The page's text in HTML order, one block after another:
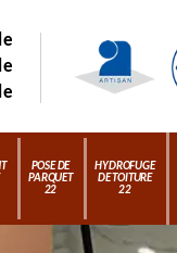
POSE DE
PARQUET
22
HYDROFUGE
DE TOITURE
22